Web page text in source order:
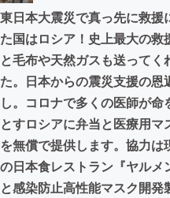
ビジネス・起業
まちづくり・地域
CAMPFIRE for Social
CAMPFIREふるさと
東日本大震災で真っ先に救援
た国はロシア！史上最大の救
と毛布や天然ガスも送ってく
た。日本からの震災支援の恩
し。コロナで多くの医師が命
とすロシアに弁当と医療用マ
を無償で提供します。協力は
の日本食レストラン『ヤルメ
と感染防止高性能マスク開発